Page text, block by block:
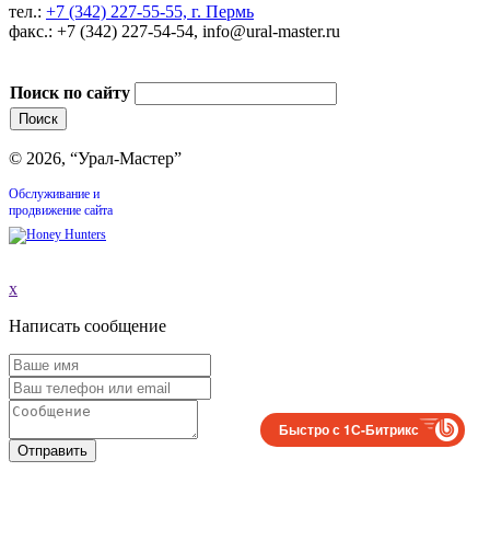
тел.: +7 (342) 227-55-55, г. Пермь
факс.: +7 (342) 227-54-54, info@ural-master.ru
Поиск по сайту
© 2026, “Урал-Мастер”
Обслуживание и
продвижение сайта
x
Написать сообщение
Отправить
Быстро с 1С-Битрикс